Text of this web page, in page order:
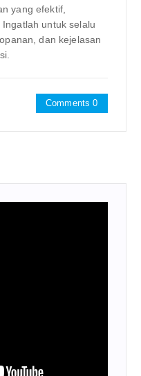
yang efektif,
untuk selalu
dan kejelasan
Comments 0